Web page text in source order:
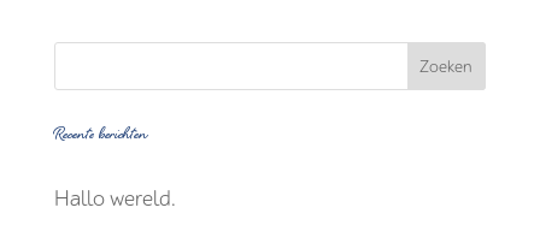
Recente berichten
Hallo wereld.